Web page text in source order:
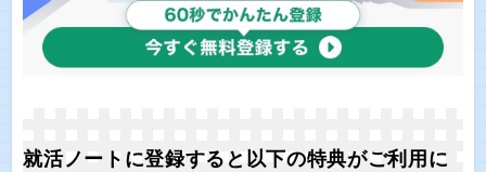
就活ノートに登録すると以下の特典がご利用に